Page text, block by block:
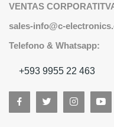
VENTAS
sales-info@c-
Telefono & Whatsapp:
+593 9955 22 463